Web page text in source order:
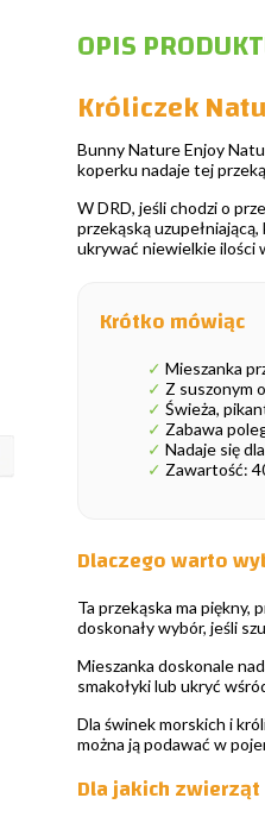
OPIS
Króliczek
Bunny Nature Enjoy
koperku nadaje tej
W DRD, jeśli chodzi o
przekąską
ukrywać niewielkie ilości
Krótko mówiąc
✓ Mieszanka
✓ Z suszonym
✓ Świeża,
✓ Zabawa
✓ Nadaje się
✓ Zawartość:
Dlaczego warto
Ta przekąska ma piękny,
doskonały wybór, jeśli
Mieszanka doskonale
smakołyki lub ukryć
Dla świnek morskich i
można ją podawać w
Dla jakich